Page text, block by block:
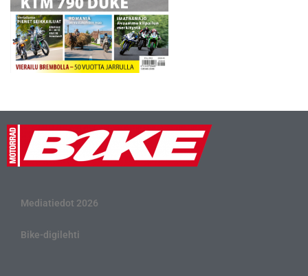
Mediatiedot 2026
Bike-digilehti